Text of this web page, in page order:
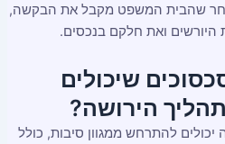
לאחר שהבית המשפט מקבל את הבקשה,
היורשים ואת חלקם בנכסים.
שיכולים
הירושה?
להתרחש ממגוון סיבות, כולל